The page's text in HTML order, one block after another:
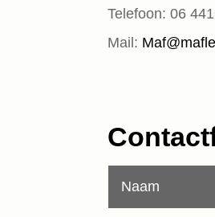
Telefoon: 06
Mail: